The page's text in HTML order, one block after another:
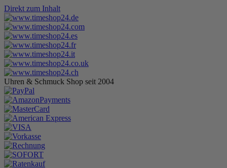
Direkt zum Inhalt
Uhren & Schmuck Shop seit 2004